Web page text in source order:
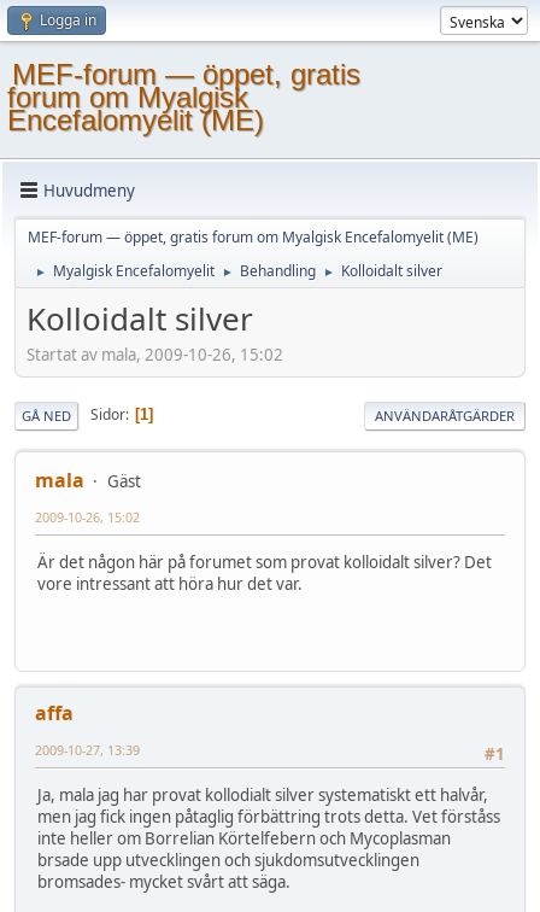
Logga in
MEF-forum — öppet, gratis
forum om Myalgisk
Encefalomyelit (ME)
Huvudmeny
MEF-forum — öppet, gratis forum om Myalgisk Encefalomyelit (ME)
► Myalgisk Encefalomyelit ► Behandling ► Kolloidalt silver
Kolloidalt silver
Startat av mala, 2009-10-26, 15:02
GÅ NED Sidor 1 ANVÄNDARÅTGÄRDER
mala Gäst
2009-10-26, 15:02
Är det någon här på forumet som provat kolloidalt silver? Det
vore intressant att höra hur det var.
affa
#1
2009-10-27, 13:39
Ja, mala jag har provat kollodialt silver systematiskt ett halvår,
men jag fick ingen påtaglig förbättring trots detta. Vet förståss
inte heller om Borrelian Körtelfebern och Mycoplasman
brsade upp utvecklingen och sjukdomsutvecklingen
bromsades- mycket svårt att säga.